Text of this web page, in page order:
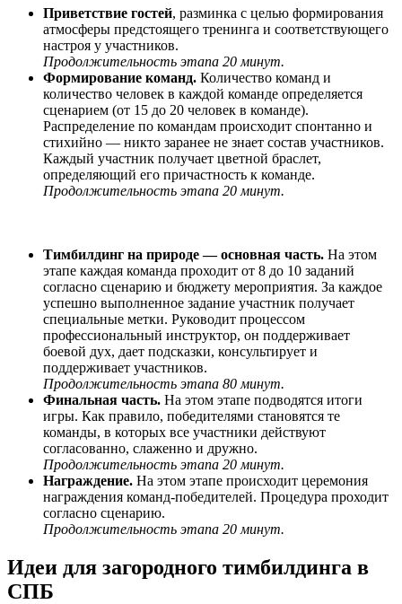
Приветствие гостей, разминка с целью формирования
атмосферы предстоящего тренинга и соответствующего
настроя у участников.
Продолжительность этапа 20 минут.
Формирование команд. Количество команд и
количество человек в каждой команде определяется
сценарием (от 15 до 20 человек в команде).
Распределение по командам происходит спонтанно и
стихийно — никто заранее не знает состав участников.
Каждый участник получает цветной браслет,
определяющий его причастность к команде.
Продолжительность этапа 20 минут.
Тимбилдинг на природе — основная часть. На этом
этапе каждая команда проходит от 8 до 10 заданий
согласно сценарию и бюджету мероприятия. За каждое
успешно выполненное задание участник получает
специальные метки. Руководит процессом
профессиональный инструктор, он поддерживает
боевой дух, дает подсказки, консультирует и
поддерживает участников.
Продолжительность этапа 80 минут.
Финальная часть. На этом этапе подводятся итоги
игры. Как правило, победителями становятся те
команды, в которых все участники действуют
согласованно, слаженно и дружно.
Продолжительность этапа 20 минут.
Награждение. На этом этапе происходит церемония
награждения команд-победителей. Процедура проходит
согласно сценарию.
Продолжительность этапа 20 минут.
Идеи для загородного тимбилдинга в
СПБ